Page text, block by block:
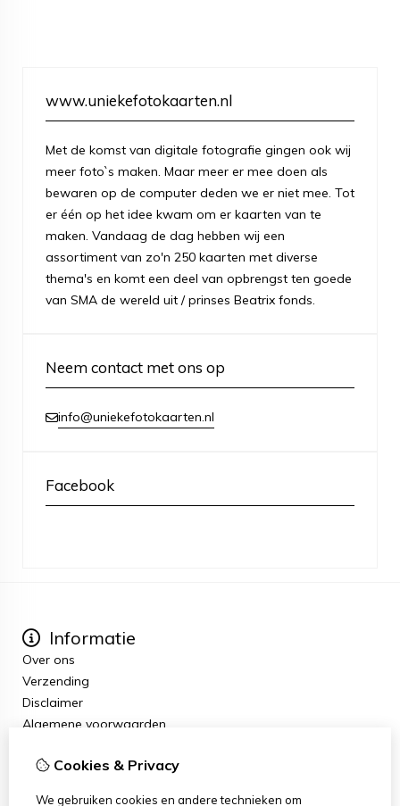
www.uniekefotokaarten.nl
Met de komst van digitale fotografie gingen ook wij
meer foto`s maken. Maar meer er mee doen als
bewaren op de computer deden we er niet mee. Tot
er één op het idee kwam om er kaarten van te
maken. Vandaag de dag hebben wij een
assortiment van zo'n 250 kaarten met diverse
thema's en komt een deel van opbrengst ten goede
van SMA de wereld uit / prinses Beatrix fonds.
Neem contact met ons op
info@uniekefotokaarten.nl
Facebook
Informatie
Over ons
Verzending
Disclaimer
Algemene voorwaarden
Cadeaubon
Cookies & Privacy
We gebruiken cookies en andere technieken om